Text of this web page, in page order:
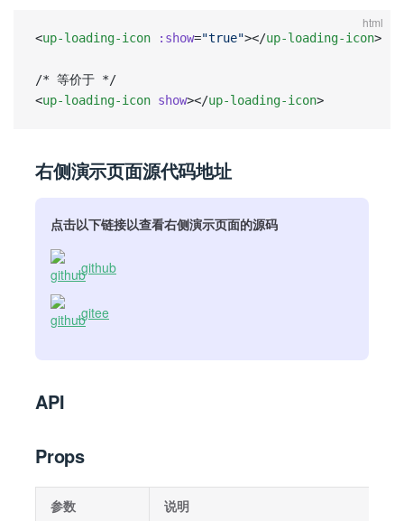
html
<up-loading-icon :show="true"></up-loading-icon>
/* 等价于 */
<up-loading-icon show></up-loading-icon>
右侧演示页面源代码地址
点击以下链接以查看右侧演示页面的源码
github
gitee
API
Props
参数 说明